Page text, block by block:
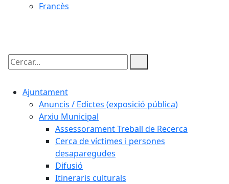
Francès
Cercar:
Ajuntament
Anuncis / Edictes (exposició pública)
Arxiu Municipal
Assessorament Treball de Recerca
Cerca de víctimes i persones
desaparegudes
Difusió
Itineraris culturals